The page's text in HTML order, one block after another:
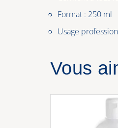
Format : 250 ml
Usage
Vous